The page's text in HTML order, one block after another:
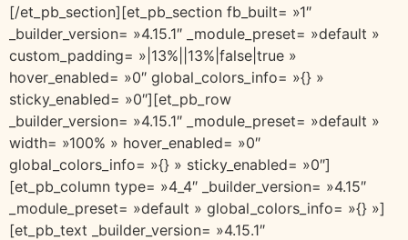
[/et_pb_section][et_pb_section fb_built= »1″
_builder_version= »4.15.1″ _module_preset= »default »
custom_padding= »|13%||13%|false|true »
hover_enabled= »0″ global_colors_info= »{} »
sticky_enabled= »0″][et_pb_row
_builder_version= »4.15.1″ _module_preset= »default »
width= »100% » hover_enabled= »0″
global_colors_info= »{} » sticky_enabled= »0″]
[et_pb_column type= »4_4″ _builder_version= »4.15″
_module_preset= »default » global_colors_info= »{} »]
[et_pb_text _builder_version= »4.15.1″